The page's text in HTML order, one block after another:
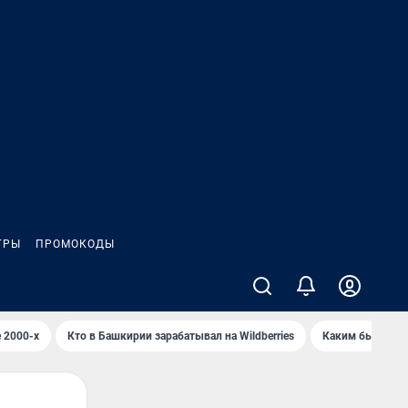
ПРОМОКОДЫ
2000-х Кто в Башкирии зарабатывал на Wildberries Каким было